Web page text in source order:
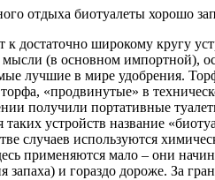
отдыха биотуалеты хорошо
достаточно широкому кругу
мысли (в основном импортной),
лучшие в мире удобрения.
«продвинутые» в
получили портативные
устройств название
случаев используются
применяются мало – они
и гораздо дороже. За